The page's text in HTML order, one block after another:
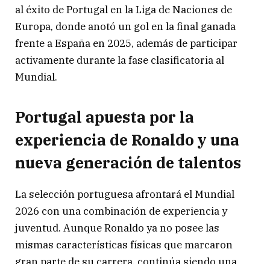
al éxito de Portugal en la Liga de Naciones de
Europa, donde anotó un gol en la final ganada
frente a España en 2025, además de participar
activamente durante la fase clasificatoria al
Mundial.
Portugal apuesta por la
experiencia de Ronaldo y una
nueva generación de talentos
La selección portuguesa afrontará el Mundial
2026 con una combinación de experiencia y
juventud. Aunque Ronaldo ya no posee las
mismas características físicas que marcaron